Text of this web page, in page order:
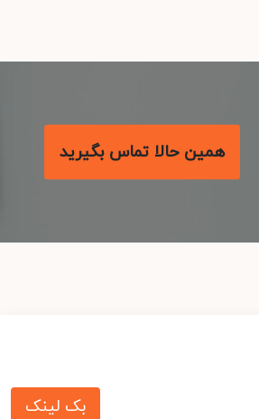
همین حالا تماس بگیرید
بک لینک